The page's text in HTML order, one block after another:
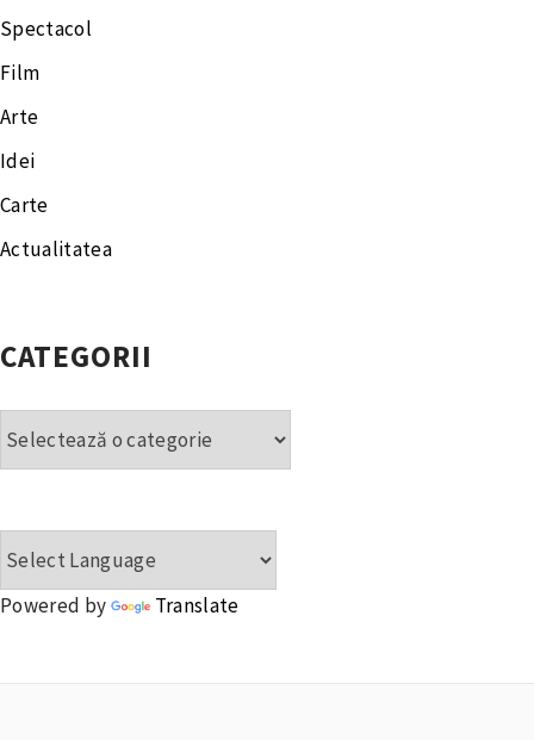
Spectacol
Film
Arte
Idei
Carte
Actualitatea
CATEGORII
Powered by Translate